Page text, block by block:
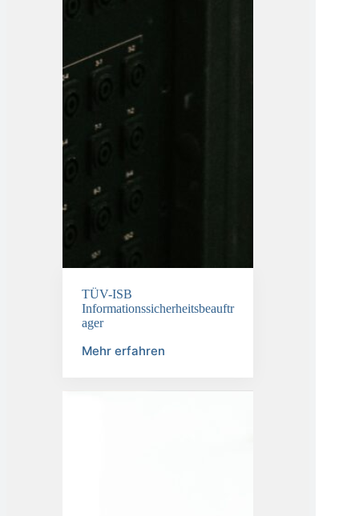
TÜV-ISB
Informationssicherheitsbeauftr